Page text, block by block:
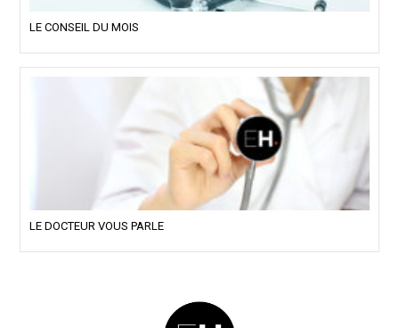
LE CONSEIL DU MOIS
LE DOCTEUR VOUS PARLE